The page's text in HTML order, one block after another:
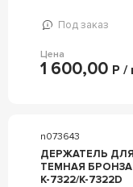
Под заказ
Цена
1 600,00 Р /
n073643
ДЕРЖАТЕЛЬ
ТЕМНАЯ БРОНЗА
K-7322/K-7322D